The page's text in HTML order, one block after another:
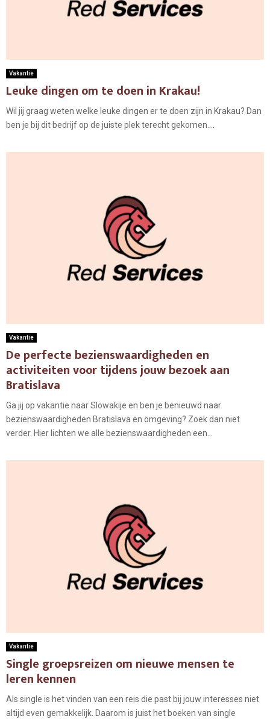
Vakantie
Leuke dingen om te doen in Krakau!
Wil jij graag weten welke leuke dingen er te doen zijn in Krakau? Dan
ben je bij dit bedrijf op de juiste plek terecht gekomen....
Vakantie
De perfecte bezienswaardigheden en
activiteiten voor tijdens jouw bezoek aan
Bratislava
Ga jij op vakantie naar Slowakije en ben je benieuwd naar
bezienswaardigheden Bratislava en omgeving? Zoek dan niet
verder. Hier lichten we alle bezienswaardigheden een...
Vakantie
Single groepsreizen om nieuwe mensen te
leren kennen
Als single is het vinden van een reis die past bij jouw interesses niet
altijd even gemakkelijk. Daarom is juist het boeken van single